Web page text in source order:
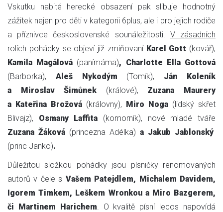
Vskutku nabité herecké obsazení pak slibuje hodnotný
zážitek nejen pro děti v kategorii 6plus, ale i pro jejich rodiče
a příznivce československé sounáležitosti. V zásadních
rolích pohádkyse objeví již zmiňovaní Karel Gott (kovář),
Kamila Magálová (panímáma), Charlotte Ella Gottová
(Barborka), Aleš Nykodým (Tomík), Ján Koleník
a Miroslav Šimůnek (králové), Zuzana Maurery
a Kateřina Brožová (královny), Miro Noga (lidský skřet
Blivajz), Osmany Laffita (komorník), nové mladé tváře
Zuzana Žáková (princezna Adélka) a Jakub Jablonský
(princ Janko).
Důležitou složkou pohádky jsou písničky renomovaných
autorů v čele s Vašem Patejdlem, Michalem Davidem,
Igorem Timkem, Leškem Wronkou a Miro Bazgerem,
či Martinem Harichem . O kvalitě písní lecos napovídá